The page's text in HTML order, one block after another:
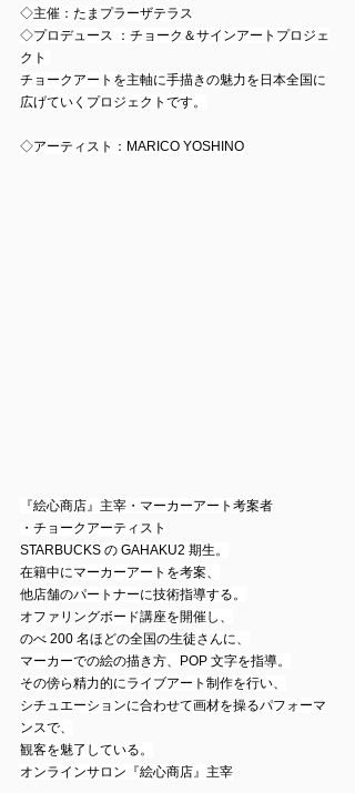
◇主催：たまプラーザテラス
◇プロデュース ：チョーク＆サインアートプロジェ
クト
チョークアートを主軸に手描きの魅力を日本全国に
広げていくプロジェクトです。
◇アーティスト：MARICO YOSHINO
『絵心商店』主宰・マーカーアート考案者
・チョークアーティスト
STARBUCKS の GAHAKU2 期生。
在籍中にマーカーアートを考案、
他店舗のパートナーに技術指導する。
オファリングボード講座を開催し、
のべ 200 名ほどの全国の生徒さんに、
マーカーでの絵の描き方、POP 文字を指導。
その傍ら精力的にライブアート制作を行い、
シチュエーションに合わせて画材を操るパフォーマ
ンスで、
観客を魅了している。
オンラインサロン『絵心商店』主宰